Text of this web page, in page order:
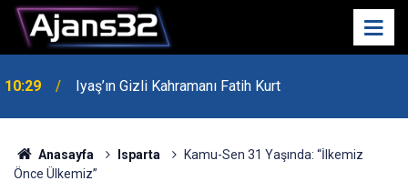
00:52 Isparta'da Asker Eğlencesinde Kavga Çıktı
Anasayfa Isparta
Kamu-Sen 31 Yaşında: “İlkemiz
Önce Ülkemiz”